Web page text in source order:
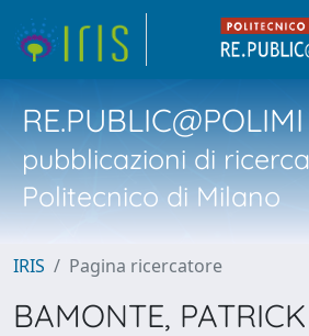
RE.PUBLIC@POLIMI
pubblicazioni di
Politecnico di Milano
IRIS Pagina ricercatore
BAMONTE, PATRICK